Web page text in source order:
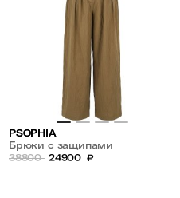
PSOPHIA
Брюки с защипами
38800 24900 ₽